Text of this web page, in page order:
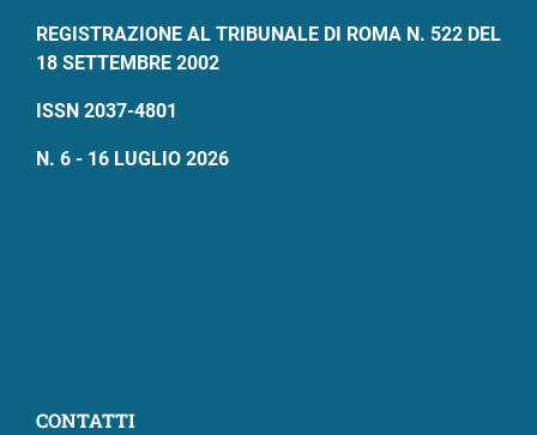
REGISTRAZIONE AL TRIBUNALE DI ROMA N. 522 DEL
18 SETTEMBRE 2002
ISSN 2037-4801
N. 6 - 16 LUGLIO 2026
CONTATTI